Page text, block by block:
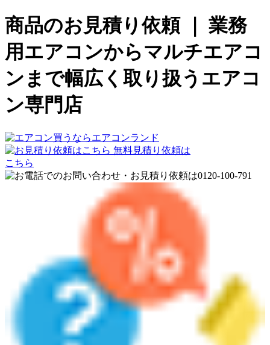
商品のお見積り依頼 ｜ 業務
用エアコンからマルチエアコ
ンまで幅広く取り扱うエアコ
ン専門店
無料見積り依頼は
こちら